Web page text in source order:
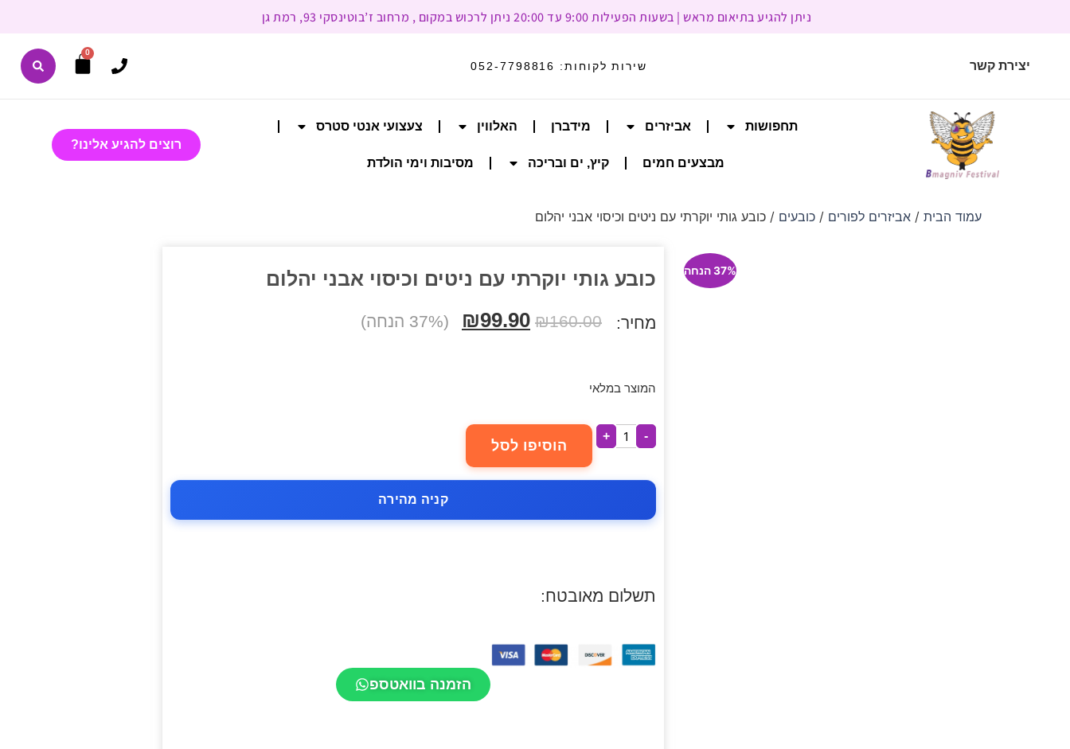
ניתן להגיע בתיאום מראש | בשעות הפעילות 9:00 עד 20:00 ניתן לרכוש במקום , מרחוב ז’בוטינסקי 93, רמת גן
יצירת קשר שירות לקוחות: 052-7798816
0
תחפושות אביזרים מידברן האלווין צעצועי אנטי סטרס
מבצעים חמים קיץ, ים ובריכה מסיבות וימי הולדת
רוצים להגיע אלינו?
עמוד הבית/ אביזרים לפורים / כובעים / כובע גותי יוקרתי עם ניטים וכיסוי אבני יהלום
37% הנחה כובע גותי יוקרתי עם ניטים וכיסוי אבני יהלום
מחיר: ₪160.00
₪99.90 (37% הנחה)
המוצר במלאי
-
+
הוסיפו לסל
קניה מהירה
תשלום מאובטח:
הזמנה בוואטספ